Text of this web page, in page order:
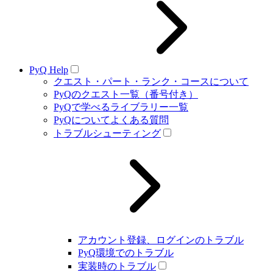
PyQ Help
クエスト・パート・ランク・コースについて
PyQのクエスト一覧（番号付き）
PyQで学べるライブラリー一覧
PyQについてよくある質問
トラブルシューティング
アカウント登録、ログインのトラブル
PyQ環境でのトラブル
実装時のトラブル